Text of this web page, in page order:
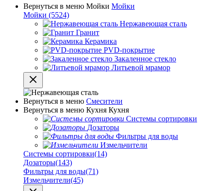
Вернуться в меню Мойки Мойки
Мойки (5524)
Нержавеющая сталь
Гранит
Керамика
PVD-покрытие
Закаленное стекло
Литьевой мрамор
Вернуться в меню Смесители
Вернуться в меню Кухня Кухня
Системы сортировки
Дозаторы
Фильтры для воды
Измельчители
Системы сортировки(14)
Дозаторы(143)
Фильтры для воды(71)
Измельчители(45)